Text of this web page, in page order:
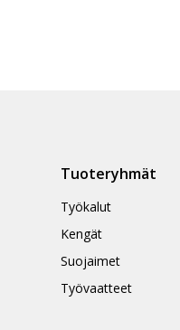
Tuoteryhmät
Työkalut
Kengät
Suojaimet
Työvaatteet